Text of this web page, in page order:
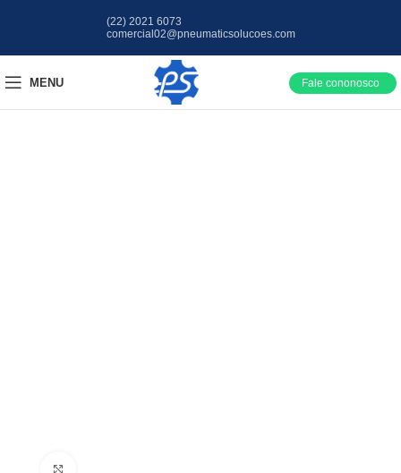
(22) 2021 6073
comercial02@pneumaticsolucoes.com
MENU Fale cononosco